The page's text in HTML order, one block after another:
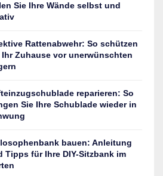
Sie Ihre Wände selbst und
Rattenabwehr: So schützen
Ihr Zuhause vor unerwünschten
reparieren: So
Sie Ihre Schublade wieder in
bauen: Anleitung
Tipps für Ihre DIY-Sitzbank im